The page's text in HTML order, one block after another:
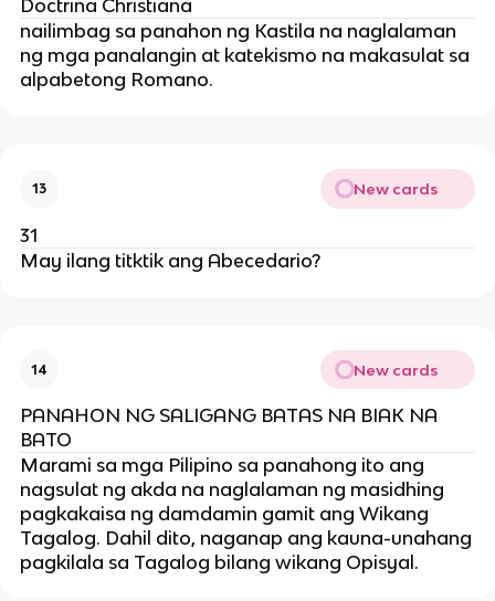
Doctrina Christiana
nailimbag sa panahon ng Kastila na naglalaman
ng mga panalangin at katekismo na makasulat sa
alpabetong Romano.
13 New cards
31
May ilang titktik ang Abecedario?
14 New cards
PANAHON NG SALIGANG BATAS NA BIAK NA
BATO
Marami sa mga Pilipino sa panahong ito ang
nagsulat ng akda na naglalaman ng masidhing
pagkakaisa ng damdamin gamit ang Wikang
Tagalog. Dahil dito, naganap ang kauna-unahang
pagkilala sa Tagalog bilang wikang Opisyal.